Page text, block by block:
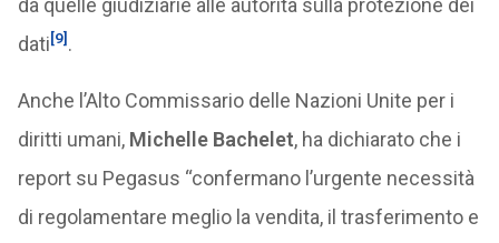
da quelle giudiziarie alle autorità sulla protezione dei
dati[9] .
Anche l’Alto Commissario delle Nazioni Unite per i
diritti umani, Michelle Bachelet, ha dichiarato che i
report su Pegasus “confermano l’urgente necessità
di regolamentare meglio la vendita, il trasferimento e